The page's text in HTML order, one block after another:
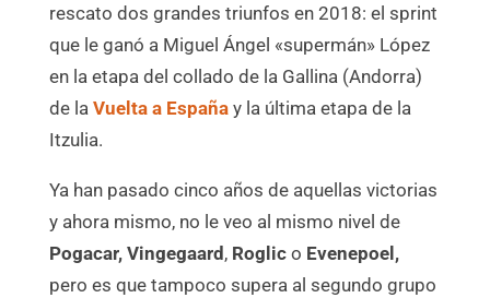
rescato dos grandes triunfos en 2018: el sprint
que le ganó a Miguel Ángel «supermán» López
en la etapa del collado de la Gallina (Andorra)
de la Vuelta a Españay la última etapa de la
Itzulia.
Ya han pasado cinco años de aquellas victorias
y ahora mismo, no le veo al mismo nivel de
Pogacar, Vingegaard, Roglico Evenepoel,
pero es que tampoco supera al segundo grupo